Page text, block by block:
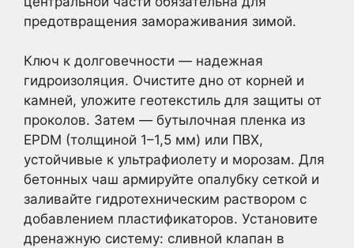
предотвращения замораживания зимой.
Ключ к долговечности — надежная
гидроизоляция. Очистите дно от корней и
камней, уложите геотекстиль для защиты от
проколов. Затем — бутылочная пленка из
EPDM (толщиной 1–1,5 мм) или ПВХ,
устойчивые к ультрафиолету и морозам. Для
бетонных чаш армируйте опалубку сеткой и
заливайте гидротехническим раствором с
добавлением пластификаторов. Установите
дренажную систему: сливной клапан в